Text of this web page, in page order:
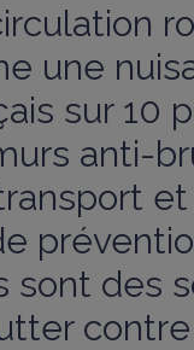
une
sur 10
anti-
sont des